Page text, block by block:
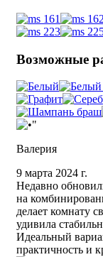
Возможные
Валерия
9 марта 2024 г.
Недавно
на
делает комнату
удивила
Идеальный
практичность и